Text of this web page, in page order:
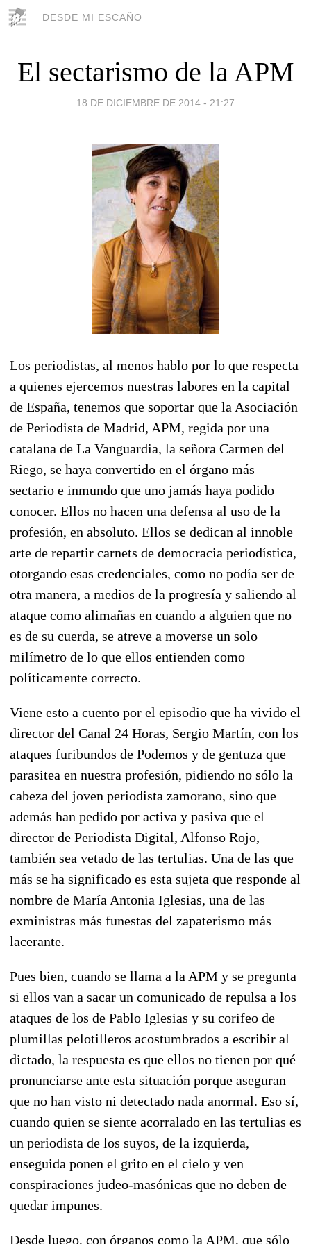
DESDE MI ESCAÑO
El sectarismo de la APM
18 DE DICIEMBRE DE 2014 - 21:27
Los periodistas, al menos hablo por lo que respecta
a quienes ejercemos nuestras labores en la capital
de España, tenemos que soportar que la Asociación
de Periodista de Madrid, APM, regida por una
catalana de La Vanguardia, la señora Carmen del
Riego, se haya convertido en el órgano más
sectario e inmundo que uno jamás haya podido
conocer. Ellos no hacen una defensa al uso de la
profesión, en absoluto. Ellos se dedican al innoble
arte de repartir carnets de democracia periodística,
otorgando esas credenciales, como no podía ser de
otra manera, a medios de la progresía y saliendo al
ataque como alimañas en cuando a alguien que no
es de su cuerda, se atreve a moverse un solo
milímetro de lo que ellos entienden como
políticamente correcto.
Viene esto a cuento por el episodio que ha vivido el
director del Canal 24 Horas, Sergio Martín, con los
ataques furibundos de Podemos y de gentuza que
parasitea en nuestra profesión, pidiendo no sólo la
cabeza del joven periodista zamorano, sino que
además han pedido por activa y pasiva que el
director de Periodista Digital, Alfonso Rojo,
también sea vetado de las tertulias. Una de las que
más se ha significado es esta sujeta que responde al
nombre de María Antonia Iglesias, una de las
exministras más funestas del zapaterismo más
lacerante.
Pues bien, cuando se llama a la APM y se pregunta
si ellos van a sacar un comunicado de repulsa a los
ataques de los de Pablo Iglesias y su corifeo de
plumillas pelotilleros acostumbrados a escribir al
dictado, la respuesta es que ellos no tienen por qué
pronunciarse ante esta situación porque aseguran
que no han visto ni detectado nada anormal. Eso sí,
cuando quien se siente acorralado en las tertulias es
un periodista de los suyos, de la izquierda,
enseguida ponen el grito en el cielo y ven
conspiraciones judeo-masónicas que no deben de
quedar impunes.
Desde luego, con órganos como la APM, que sólo